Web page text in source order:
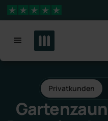
Wähle ein anderes Land,
Standort zu sehen
4,3 Sterne
Privatkunden